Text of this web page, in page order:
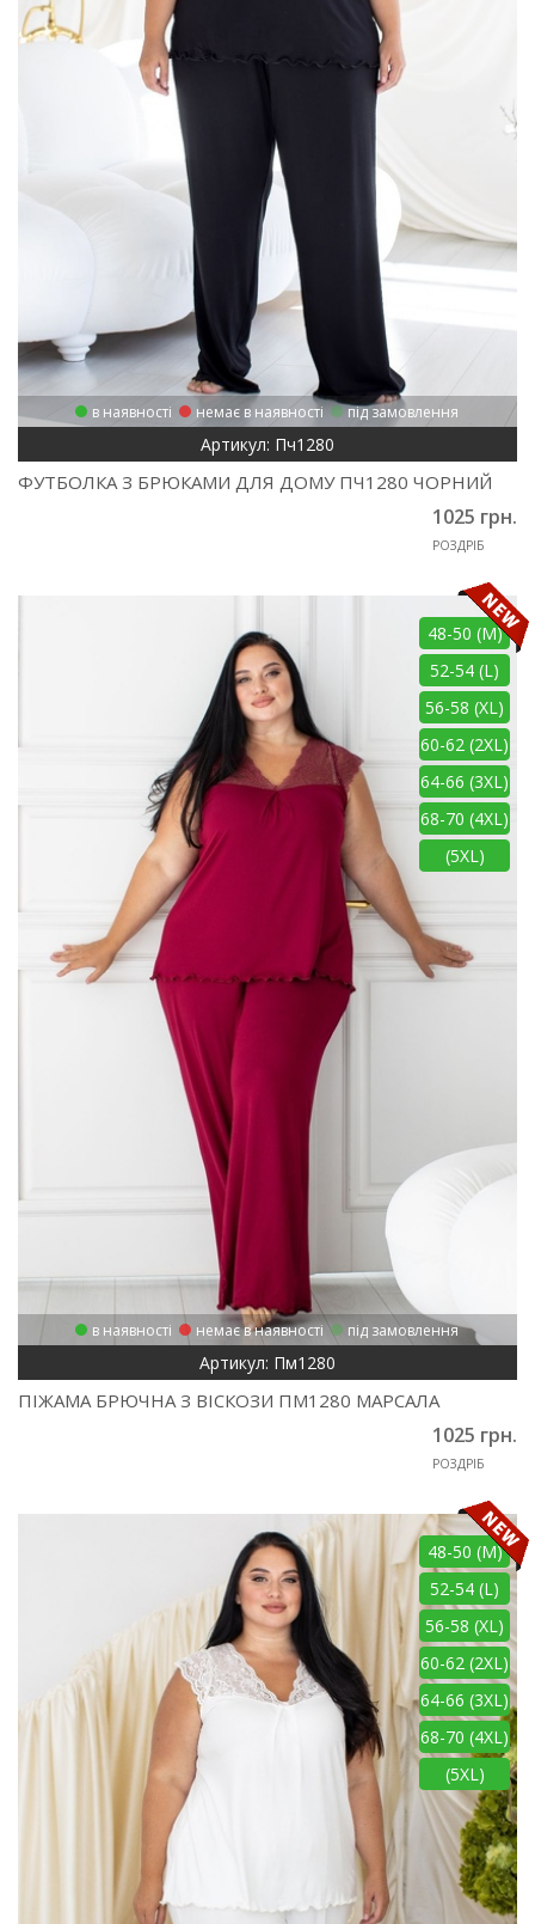
в наявності немає в наявності під замовлення
Артикул: Пч1280
ФУТБОЛКА З БРЮКАМИ ДЛЯ ДОМУ ПЧ1280 ЧОРНИЙ
1025 грн.
РОЗДРІБ
48-50 (M)
52-54 (L)
56-58 (XL)
60-62 (2XL)
64-66 (3XL)
68-70 (4XL)
(5XL)
в наявності немає в наявності під замовлення
Артикул: Пм1280
ПІЖАМА БРЮЧНА З ВІСКОЗИ ПМ1280 МАРСАЛА
1025 грн.
РОЗДРІБ
48-50 (M)
52-54 (L)
56-58 (XL)
60-62 (2XL)
64-66 (3XL)
68-70 (4XL)
(5XL)